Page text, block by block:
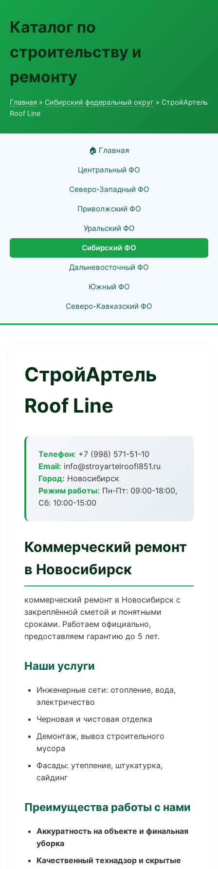
Каталог по
строительству и
ремонту
Главная » Сибирский федеральный округ » СтройАртель
Roof Line
🏠 Главная
Центральный ФО
Северо-Западный ФО
Приволжский ФО
Уральский ФО
Сибирский ФО
Дальневосточный ФО
Южный ФО
Северо-Кавказский ФО
СтройАртель
Roof Line
Телефон: +7 (998) 571-51-10
Email: info@stroyartelroofl851.ru
Город: Новосибирск
Режим работы: Пн-Пт: 09:00-18:00,
Сб: 10:00-15:00
Коммерческий ремонт
в Новосибирск
коммерческий ремонт в Новосибирск с
закреплённой сметой и понятными
сроками. Работаем официально,
предоставляем гарантию до 5 лет.
Наши услуги
Инженерные сети: отопление, вода,
электричество
Черновая и чистовая отделка
Демонтаж, вывоз строительного
мусора
Фасады: утепление, штукатурка,
сайдинг
Преимущества работы с нами
Аккуратность на объекте и финальная
уборка
Качественный технадзор и скрытые